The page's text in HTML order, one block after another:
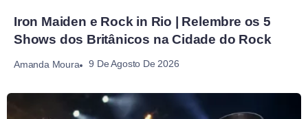
Iron Maiden e Rock in Rio | Relembre os 5
Shows dos Britânicos na Cidade do Rock
Amanda Moura 9 De Agosto De 2026